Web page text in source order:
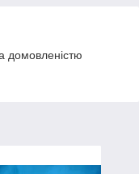
домовленістю